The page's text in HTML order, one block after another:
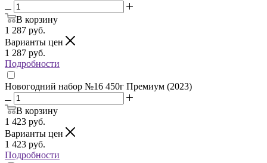
В корзину
1 287 руб.
Варианты цен
1 287 руб.
Подробности
Новогодний набор №16 450г Премиум (2023)
В корзину
1 423 руб.
Варианты цен
1 423 руб.
Подробности